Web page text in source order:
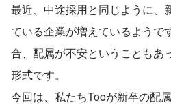
最近、中途採用と同じように、
ている企業が増えているようで
合、配属が不安ということもあ
形式です。
今回は、私たちTooが新卒の配